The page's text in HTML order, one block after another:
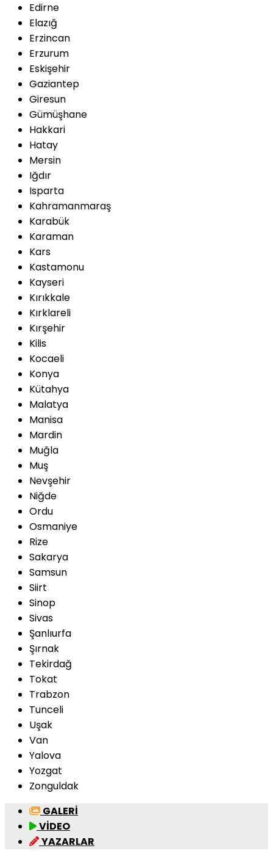
Edirne
Elazığ
Erzincan
Erzurum
Eskişehir
Gaziantep
Giresun
Gümüşhane
Hakkari
Hatay
Mersin
Iğdır
Isparta
Kahramanmaraş
Karabük
Karaman
Kars
Kastamonu
Kayseri
Kırıkkale
Kırklareli
Kırşehir
Kilis
Kocaeli
Konya
Kütahya
Malatya
Manisa
Mardin
Muğla
Muş
Nevşehir
Niğde
Ordu
Osmaniye
Rize
Sakarya
Samsun
Siirt
Sinop
Sivas
Şanlıurfa
Şırnak
Tekirdağ
Tokat
Trabzon
Tunceli
Uşak
Van
Yalova
Yozgat
Zonguldak
GALERİ
VİDEO
YAZARLAR